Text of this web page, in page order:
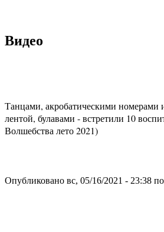
Видео
Танцами, акробатическими номерами
лентой, булавами - встретили 10
Волшебства лето 2021)
Опубликовано вс, 05/16/2021 - 23:38